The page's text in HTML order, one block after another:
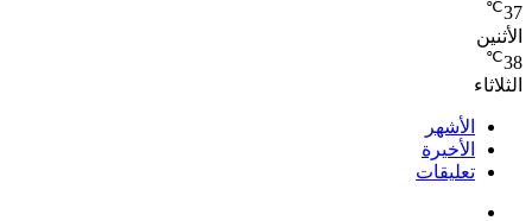
37
℃
الأثنين
38
℃
الثلاثاء
الأشهر
الأخيرة
تعليقات